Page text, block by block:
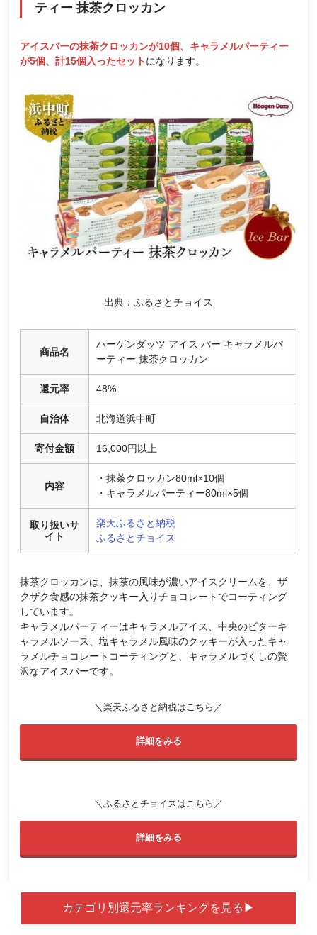
ティー 抹茶クロッカン
アイスバーの抹茶クロッカンが10個、キャラメルパーティー
が5個、計15個入ったセットになります。
出典：ふるさとチョイス
商品名
ハーゲンダッツ アイス バー キャラメルパ
ーティー 抹茶クロッカン
還元率 48%
自治体 北海道浜中町
寄付金額 16,000円以上
内容
・抹茶クロッカン80ml×10個
・キャラメルパーティー80ml×5個
取り扱いサ
イト
楽天ふるさと納税
ふるさとチョイス
抹茶クロッカンは、抹茶の風味が濃いアイスクリームを、ザ
クザク食感の抹茶クッキー入りチョコレートでコーティング
しています。
キャラメルパーティーはキャラメルアイス、中央のビターキ
ャラメルソース、塩キャラメル風味のクッキーが入ったキャ
ラメルチョコレートコーティングと、キャラメルづくしの贅
沢なアイスバーです。
＼楽天ふるさと納税はこちら／
詳細をみる
＼ふるさとチョイスはこちら／
詳細をみる
ハーゲンダッツ 複合セットの返礼品